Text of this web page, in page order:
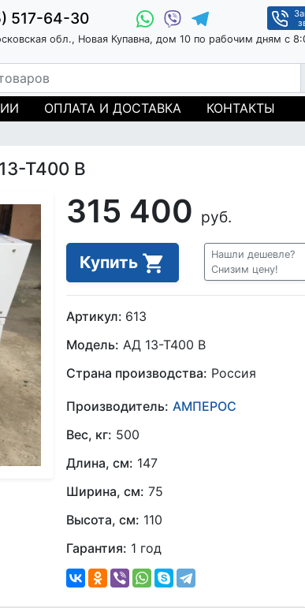
517-64-30
обл., Новая Купавна, дом 10 по рабочим дням с
ОПЛАТА И ДОСТАВКА КОНТАКТЫ
Т400 B
315 400 руб.
Купить
Нашли дешевле?
Снизим цену!
Артикул: 613
Модель: АД 13-Т400 B
Страна производства: Россия
Производитель: АМПЕРОС
Вес, кг: 500
Длина, см: 147
Ширина, см: 75
Высота, см: 110
Гарантия: 1 год